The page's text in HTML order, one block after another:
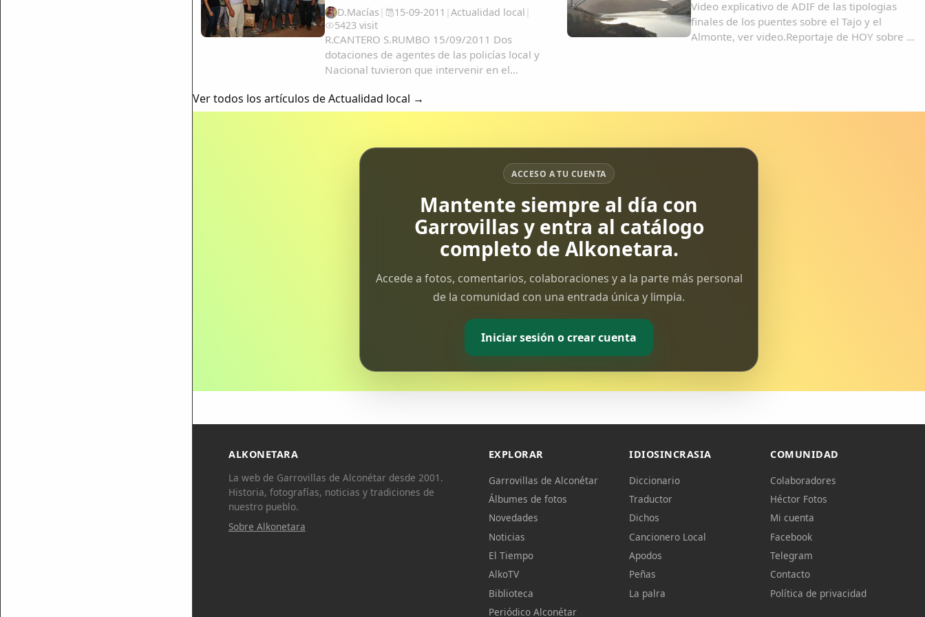
D.Macías | 15-09-2011 | Actualidad local |
5423 visit
R.CANTERO S.RUMBO 15/09/2011 Dos
dotaciones de agentes de las policías local y
Nacional tuvieron que intervenir en el
tarde en la sala de espera del Materno del
Hospital San Pedro de Alcántara cuando los...
Video explicativo de ADIF de las tipologias
finales de los puentes sobre el Tajo y el
Almonte, ver video.Reportaje de HOY sobre el
Ver todos los artículos de Actualidad local →
ACCESO A TU CUENTA
Mantente siempre al día con
Garrovillas y entra al catálogo
completo de Alkonetara.
Accede a fotos, comentarios, colaboraciones y a la parte más personal
de la comunidad con una entrada única y limpia.
Iniciar sesión o crear cuenta
ALKONETARA
La web de Garrovillas de Alconétar desde 2001.
Historia, fotografías, noticias y tradiciones de
nuestro pueblo.
Sobre Alkonetara
EXPLORAR
Garrovillas de Alconétar
Álbumes de fotos
Novedades
Noticias
El Tiempo
AlkoTV
Biblioteca
Periódico Alconétar
IDIOSINCRASIA
Diccionario
Traductor
Dichos
Cancionero Local
Apodos
Peñas
La palra
COMUNIDAD
Colaboradores
Héctor Fotos
Mi cuenta
Facebook
Telegram
Contacto
Política de privacidad